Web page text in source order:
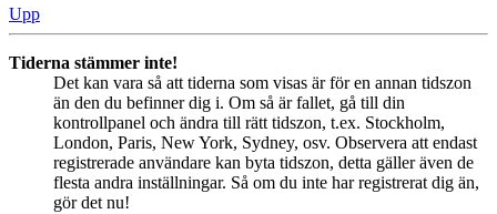
Upp
Tiderna stämmer inte!
Det kan vara så att tiderna som visas är för en annan tidszon
än den du befinner dig i. Om så är fallet, gå till din
kontrollpanel och ändra till rätt tidszon, t.ex. Stockholm,
London, Paris, New York, Sydney, osv. Observera att endast
registrerade användare kan byta tidszon, detta gäller även de
flesta andra inställningar. Så om du inte har registrerat dig än,
gör det nu!